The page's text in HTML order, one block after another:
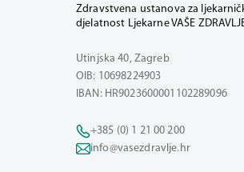
Zdravstvena ustanova za
djelatnost Ljekarne VAŠE
Utinjska 40, Zagreb
OIB: 10698224903
IBAN: HR9023600001102289096
+385 (0) 1 21 00 200
info@vasezdravlje.hr